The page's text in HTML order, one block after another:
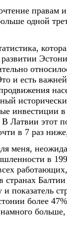
правам
одной
и есть
инвестиции
Латвии этот
в 7 раз
меня,
в
странах
и показатель
более